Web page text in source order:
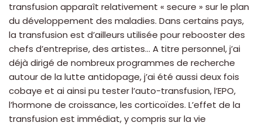
transfusion apparaît relativement « secure » sur le plan
du développement des maladies. Dans certains pays,
la transfusion est d’ailleurs utilisée pour rebooster des
chefs d’entreprise, des artistes… A titre personnel, j’ai
déjà dirigé de nombreux programmes de recherche
autour de la lutte antidopage, j’ai été aussi deux fois
cobaye et ai ainsi pu tester l’auto-transfusion, l’EPO,
l’hormone de croissance, les corticoïdes. L’effet de la
transfusion est immédiat, y compris sur la vie